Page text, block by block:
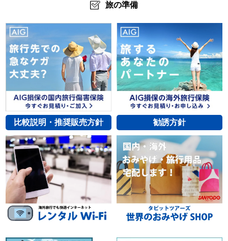
旅の準備
比較説明・推奨販売方針 勧誘方針